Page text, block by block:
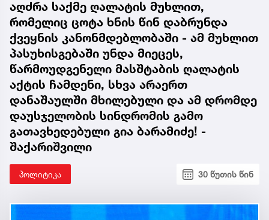
აღძრა საქმე ღალატის მუხლით,
რომელიც ცოტა ხნის წინ დაბრუნდა
ქვეყნის კანონმდებლობაში - ამ მუხლით
პასუხისგებაში უნდა მიეცეს,
წარმოუდგენელი მასშტაბის ღალატის
აქტის ჩამდენი, სხვა არაერთ
დანაშაულში მხილებული და ამ დრომდე
დაუსჯელობის სინდრომის გამო
გათავხედებული გია ბარამიძე! -
შაქარიშვილი
პოლიტიკა 30 წუთის წინ